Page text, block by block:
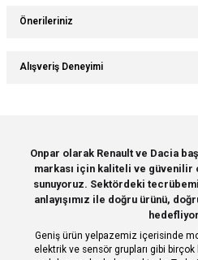
Önerileriniz
Bu ürünün fiyat bilgisi, resim, ürün
yetersiz gördüğünüz noktaları öneri
Ürün resmi kalitesiz, bozuk veya
Ürün açıklamasında eksik bilgiler
Ürün bilgilerinde hatalar bulunuyor.
Ürün fiyatı diğer sitelerden daha
Bu ürüne benzer farklı alternatifler
Alışveriş Deneyimi
Deneyimini
Onpar olarak Renault ve Dacia
markası için kaliteli ve
sunuyoruz. Sektördeki
anlayışımız ile doğru ürünü,
Geniş ürün yelpazemiz içerisinde
elektrik ve sensör grupları gibi